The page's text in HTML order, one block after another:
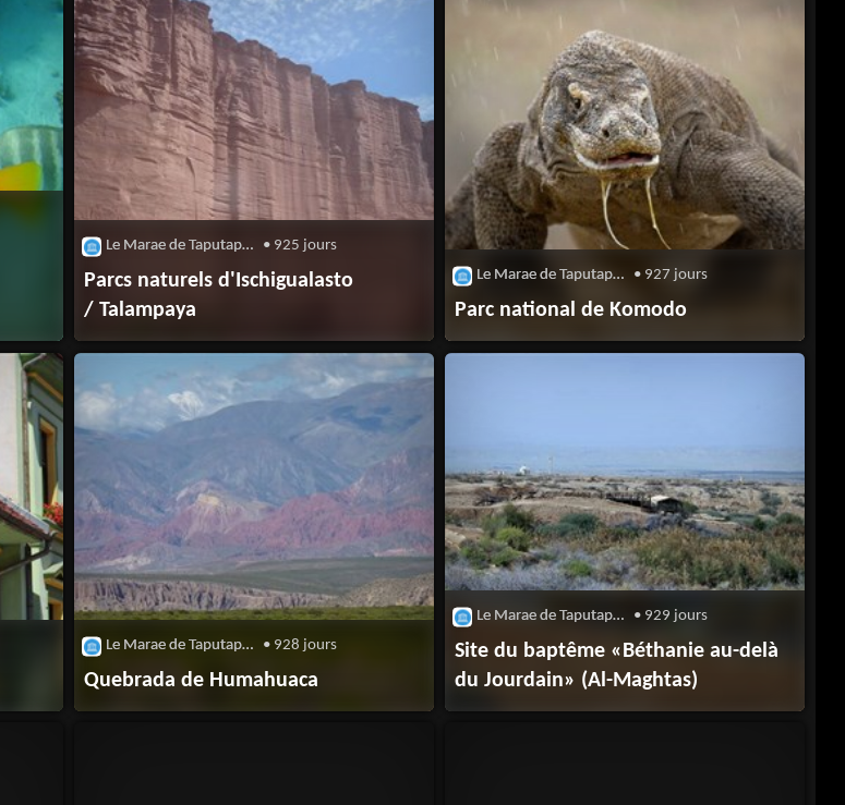
Le Marae de Taputapuatea • 925 jours
Parcs naturels d'Ischigualasto
/ Talampaya
Le Marae de Taputapuatea • 927 jours
Parc national de Komodo
Le Marae de Taputapuatea • 928 jours
Quebrada de Humahuaca
Le Marae de Taputapuatea • 929 jours
Site du baptême «Béthanie au-delà
du Jourdain» (Al-Maghtas)